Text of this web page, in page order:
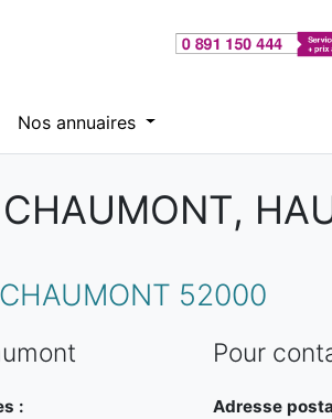
Nos annuaires
52000
:
Pour
Adresse